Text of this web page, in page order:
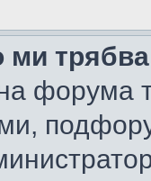
ми
форума